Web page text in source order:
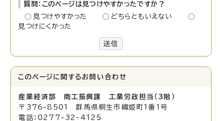
質問：このページは見つけやすかったですか？
見つけやすかった
どちらともいえない
見つけにくかった
送信
このページに関する お問い合わせ
産業経済部 商工振興課 工業労政担当（3階）
〒376-8501 群馬県桐生市織姫町1番1号
電話：0277-32-4125